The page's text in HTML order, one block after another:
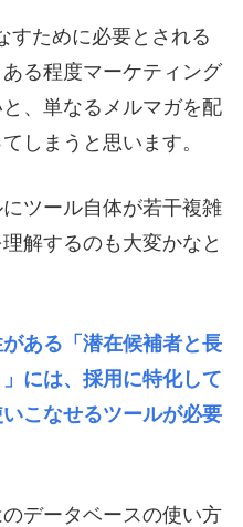
すために必要とされる
る程度マーケティング
、単なるメルマガを配
しまうと思います。
ツール自体が若干複雑
解するのも大変かなと
ある「潜在候補者と長
には、採用に特化して
こなせるツールが必要
データベースの使い方